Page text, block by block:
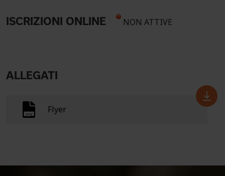
ISCRIZIONI ONLINE NON ATTIVE
ALLEGATI
Flyer